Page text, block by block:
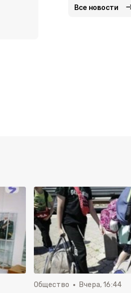
Все новости
Общество Вчера, 16:44